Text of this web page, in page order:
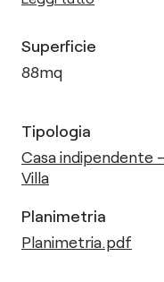
Superficie
88mq
Tipologia
Casa indipendente -
Villa
Planimetria
Planimetria.pdf